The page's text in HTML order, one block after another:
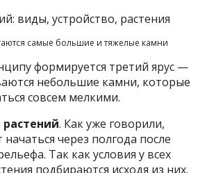
самые большие и тяжелые камни
формируется третий ярус —
небольшие камни, которые
совсем мелкими.
. Как уже говорили,
через полгода после
Так как условия у всех
подбираются исходя из них.